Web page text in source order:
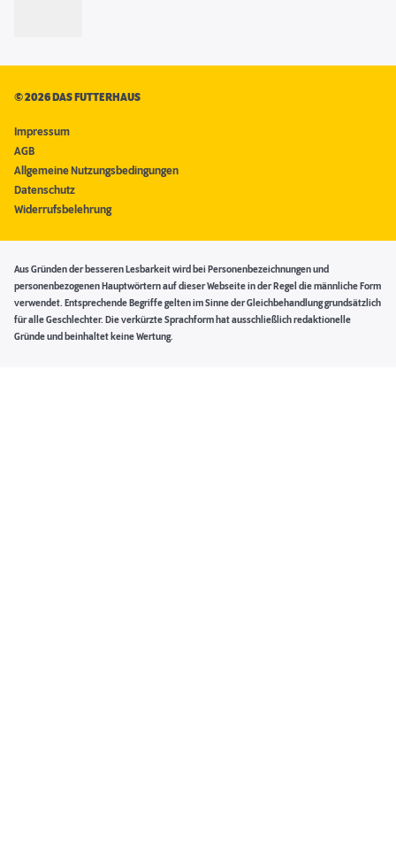
©2026 DAS FUTTERHAUS
Impressum
AGB
Allgemeine Nutzungsbedingungen
Datenschutz
Widerrufsbelehrung
Aus Gründen der besseren Lesbarkeit wird bei Personenbezeichnungen und
personenbezogenen Hauptwörtern auf dieser Webseite in der Regel die männliche Form
verwendet. Entsprechende Begriffe gelten im Sinne der Gleichbehandlung grundsätzlich
für alle Geschlechter. Die verkürzte Sprachform hat ausschließlich redaktionelle
Gründe und beinhaltet keine Wertung.